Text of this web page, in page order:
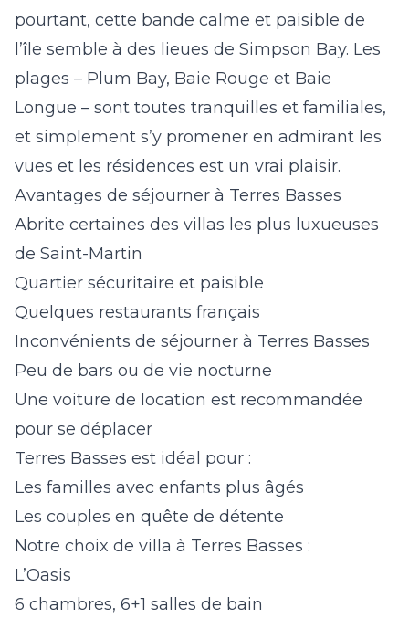
pourtant, cette bande calme et paisible de
l’île semble à des lieues de Simpson Bay. Les
plages – Plum Bay, Baie Rouge et Baie
Longue – sont toutes tranquilles et familiales,
et simplement s’y promener en admirant les
vues et les résidences est un vrai plaisir.
Avantages de séjourner à Terres Basses
Abrite certaines des villas les plus luxueuses
de Saint-Martin
Quartier sécuritaire et paisible
Quelques restaurants français
Inconvénients de séjourner à Terres Basses
Peu de bars ou de vie nocturne
Une voiture de location est recommandée
pour se déplacer
Terres Basses est idéal pour :
Les familles avec enfants plus âgés
Les couples en quête de détente
Notre choix de villa à Terres Basses :
L’Oasis
6 chambres, 6+1 salles de bain